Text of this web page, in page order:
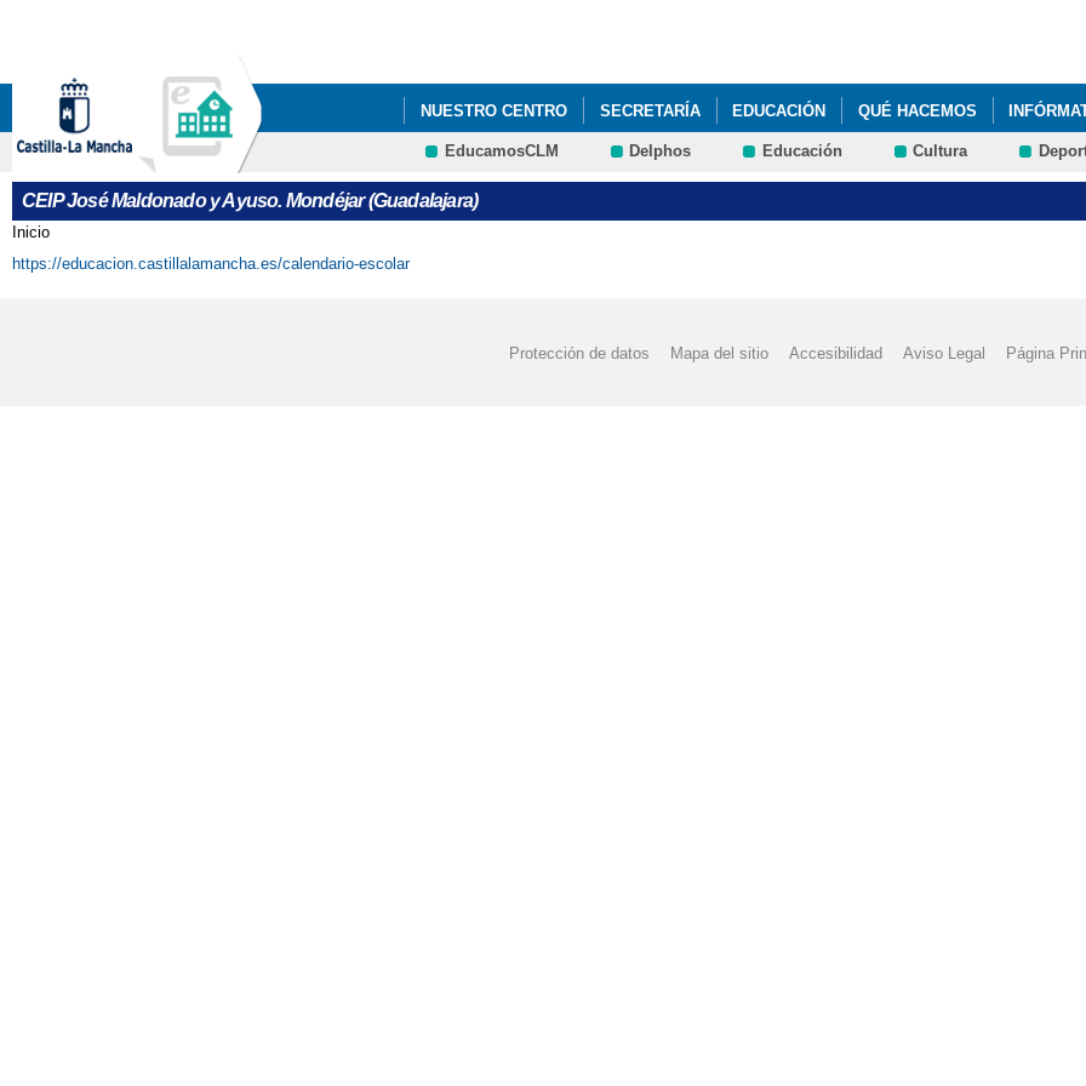
NUESTRO CENTRO SECRETARÍA EDUCACIÓN QUÉ HACEMOS
ADMISIÓN PARA 2º CICLO DE E. INFANTIL, PRIMARIA, ESO Y BACHILLERATO.
CALENDARIO ESCOLAR
EducamosCLM Delphos Educación Cultura
CEIP José Maldonado y Ayuso. Mondéjar (Guadalajara)
Se encuentra usted aquí
Inicio
https://educacion.castillalamancha.es/calendario-escolar
Protección de datos Mapa del sitio Accesibilidad Aviso Legal Página